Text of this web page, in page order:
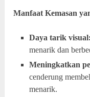
Manfaat Kemasan
Daya tarik visual:
menarik dan
Meningkatkan
cenderung
menarik.